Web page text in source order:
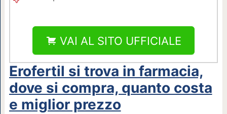
VAI AL SITO UFFICIALE
Erofertil si trova in farmacia,
dove si compra, quanto costa
e miglior prezzo